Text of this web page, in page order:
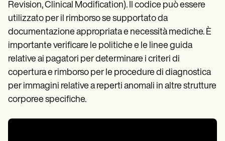
Revision, Clinical Modification). Il codice può essere
utilizzato per il rimborso se supportato da
documentazione appropriata e necessità mediche. È
importante verificare le politiche e le linee guida
relative ai pagatori per determinare i criteri di
copertura e rimborso per le procedure di diagnostica
per immagini relative a reperti anomali in altre strutture
corporee specifiche.